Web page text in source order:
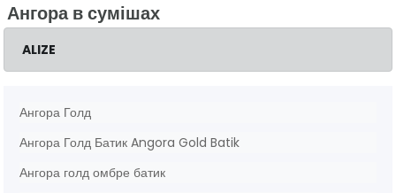
Ангора в сумішах
ALIZE
Ангора Голд
Ангора Голд Батик Angora Gold Batik
Ангора голд омбре батик